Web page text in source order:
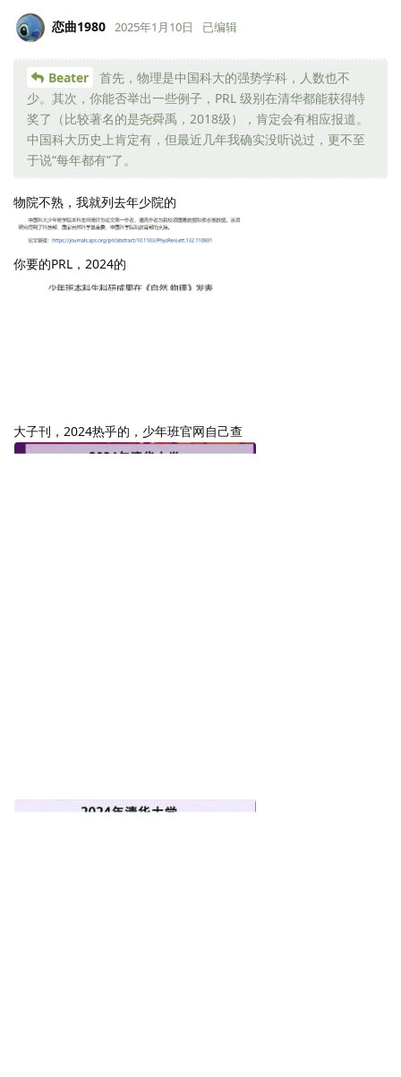
恋曲1980 2025年1月10日 已编辑
Beater
首先，物理是中国科大的强势学科，人数也不
少。其次，你能否举出一些例子，PRL 级别在清华都能获得特
奖了（比较著名的是尧舜禹，2018级），肯定会有相应报道。
中国科大历史上肯定有，但最近几年我确实没听说过，更不至
于说“每年都有”了。
物院不熟，我就列去年少院的
你要的PRL，2024的
大子刊，2024热乎的，少年班官网自己查